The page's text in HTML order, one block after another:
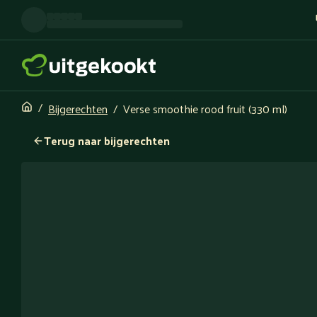
Bijgerechten
Verse smoothie rood fruit (330 ml)
Terug naar bijgerechten